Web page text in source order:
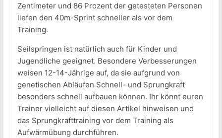
Zentimeter und 86 Prozent der getesteten Personen
liefen den 40m-Sprint schneller als vor dem
Training.
Seilspringen ist natürlich auch für Kinder und
Jugendliche geeignet. Besondere Verbesserungen
weisen 12-14-Jährige auf, da sie aufgrund von
genetischen Abläufen Schnell- und Sprungkraft
besonders schnell aufbauen können. Ihr könnt euren
Trainer vielleicht auf diesen Artikel hinweisen und
das Sprungkrafttraining vor dem Training als
Aufwärmübung durchführen.